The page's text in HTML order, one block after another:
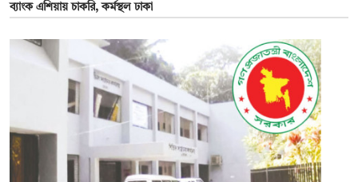
ব্যাংক এশিয়ায় চাকরি, কর্মস্থল ঢাকা